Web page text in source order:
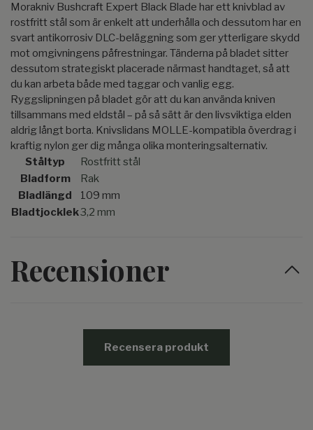
Morakniv Bushcraft Expert Black Blade har ett knivblad av
rostfritt stål som är enkelt att underhålla och dessutom har en
svart antikorrosiv DLC-beläggning som ger ytterligare skydd
mot omgivningens påfrestningar. Tänderna på bladet sitter
dessutom strategiskt placerade närmast handtaget, så att
du kan arbeta både med taggar och vanlig egg.
Ryggslipningen på bladet gör att du kan använda kniven
tillsammans med eldstål – på så sätt är den livsviktiga elden
aldrig långt borta. Knivslidans MOLLE-kompatibla överdrag i
kraftig nylon ger dig många olika monteringsalternativ.
Ståltyp
Rostfritt stål
Bladform
Rak
Bladlängd
109 mm
Bladtjocklek3,2 mm
Recensioner
Recensera produkt